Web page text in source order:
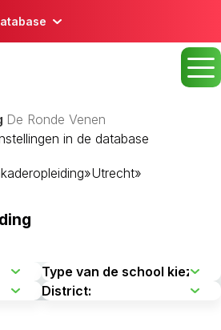
De Ronde Venen
in de database
»Utrecht»